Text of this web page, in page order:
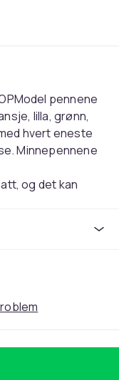
pennene
lilla, grønn,
hvert eneste
Minnepennene
og det kan